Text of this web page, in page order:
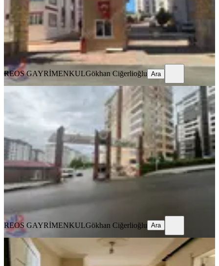
41.500 ₺
REOS GAYRİMENKULGökhan Ciğerlioğlu
REOS GAYRİMENKULGökhan Ciğerlioğlu Ara
Reos Gayrimenkul'den Mimoza
Sitesinde 200m² Kiralık 4+1
Onikişubat, Tekerek Mahallesi
4+1·220 m²·5. Kat·05.08.2026
31.500 ₺
REOS GAYRİMENKUL
REOS GAYRİMENKULGökhan Ciğerlioğlu Ara
YENİ
Reos Tan 2+1 Kiralık Abdülhamitte